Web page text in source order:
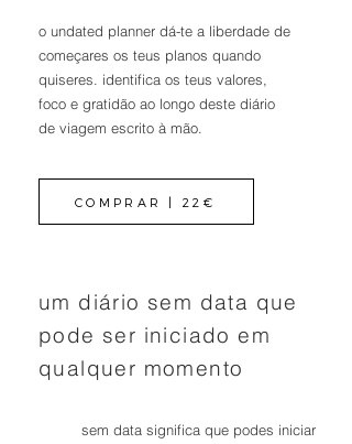
o undated planner dá-te a liberdade de
começares os teus planos quando
quiseres. identifica os teus valores,
foco e gratidão ao longo deste diário
de viagem escrito à mão.
COMPRAR | 22€
um diário sem data que
pode ser iniciado em
qualquer momento
sem data significa que podes iniciar